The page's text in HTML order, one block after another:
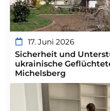
17. Juni 2026
Sicherheit und
ukrainische
Michelsberg